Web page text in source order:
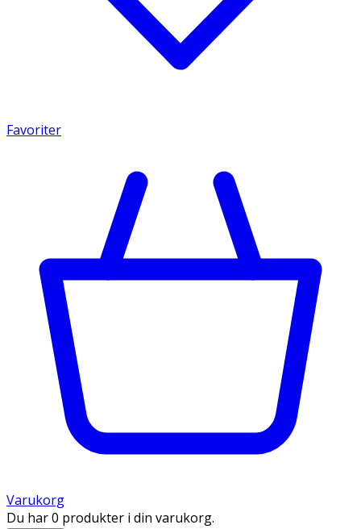
Favoriter
Varukorg
Du har 0 produkter i din varukorg.